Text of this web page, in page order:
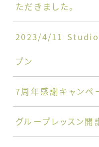
ただきました。
2023/4/11
プン
7周年感謝キャンペー
グループレッスン開